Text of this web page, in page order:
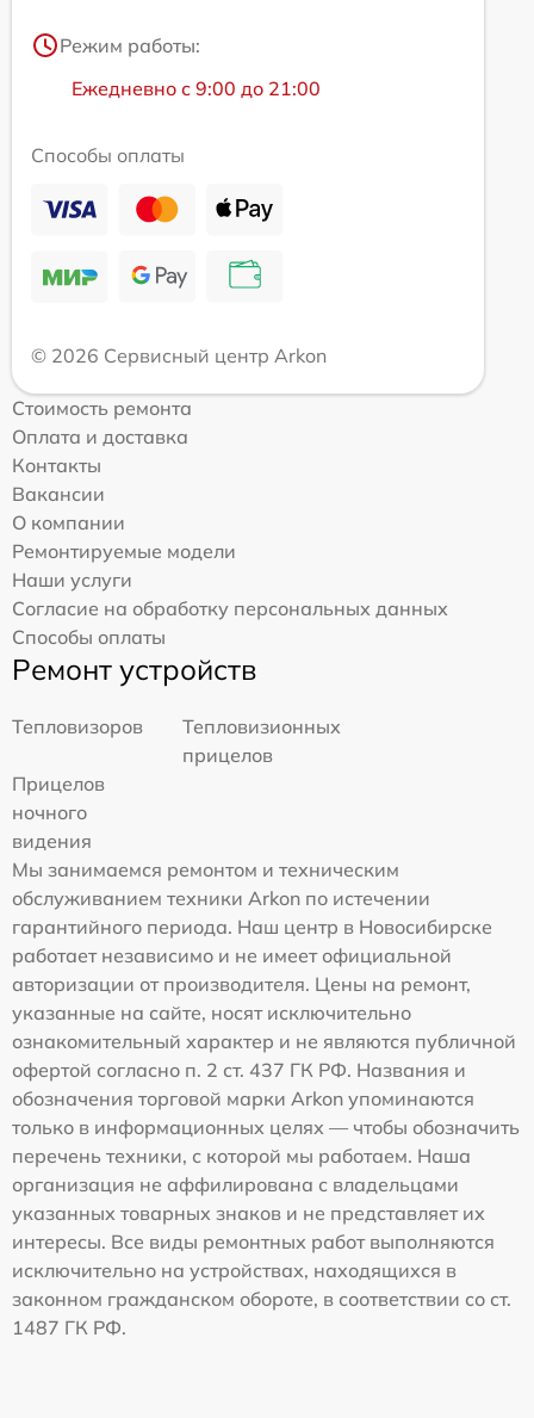
Режим работы:
Ежедневно с 9:00 до 21:00
Способы оплаты
© 2026 Сервисный центр Arkon
Стоимость ремонта
Оплата и доставка
Контакты
Вакансии
О компании
Ремонтируемые модели
Наши услуги
Согласие на обработку персональных данных
Способы оплаты
Ремонт устройств
Тепловизоров
Тепловизионных
прицелов
Прицелов
ночного
видения
Мы занимаемся ремонтом и техническим
обслуживанием техники Arkon по истечении
гарантийного периода. Наш центр в Новосибирске
работает независимо и не имеет официальной
авторизации от производителя. Цены на ремонт,
указанные на сайте, носят исключительно
ознакомительный характер и не являются публичной
офертой согласно п. 2 ст. 437 ГК РФ. Названия и
обозначения торговой марки Arkon упоминаются
только в информационных целях — чтобы обозначить
перечень техники, с которой мы работаем. Наша
организация не аффилирована с владельцами
указанных товарных знаков и не представляет их
интересы. Все виды ремонтных работ выполняются
исключительно на устройствах, находящихся в
законном гражданском обороте, в соответствии со ст.
1487 ГК РФ.